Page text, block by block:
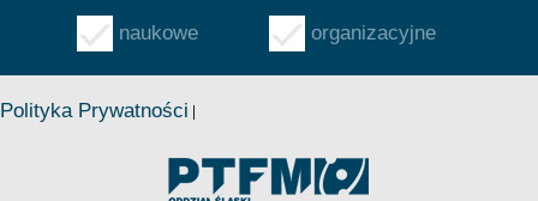
naukowe organizacyjne
Polityka Prywatności